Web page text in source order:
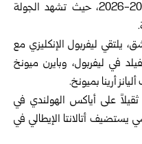
أبطال أوروبا لكرة القدم لموسم 2025-2026، حيث تشهد الجولة
يلتقي ليفربول الإنكليزي مع
في ليفربول، وبايرن ميونخ
أرينا بميونخ.
على أياكس الهولندي في
يستضيف أتالانتا الإيطالي في